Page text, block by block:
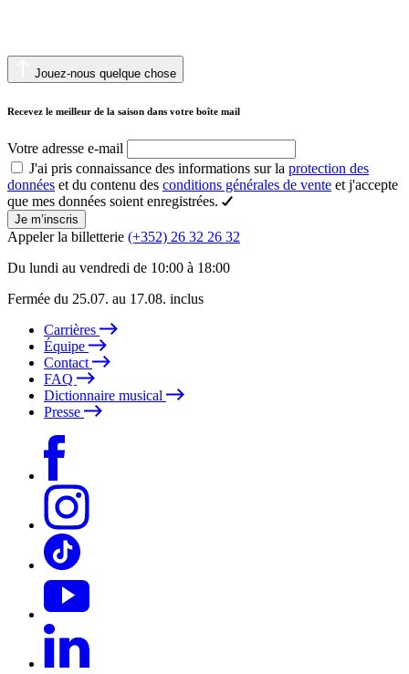
Jouez-nous quelque chose
Recevez le meilleur de la saison dans votre boîte mail
Votre adresse e-mail
J'ai pris connaissance des informations sur la protection des
données et du contenu des conditions générales de vente et j'accepte
que mes données soient enregistrées.
Je m’inscris
Appeler la billetterie (+352) 26 32 26 32
Du lundi au vendredi de 10:00 à 18:00
Fermée du 25.07. au 17.08. inclus
Carrières
Équipe
Contact
FAQ
Dictionnaire musical
Presse